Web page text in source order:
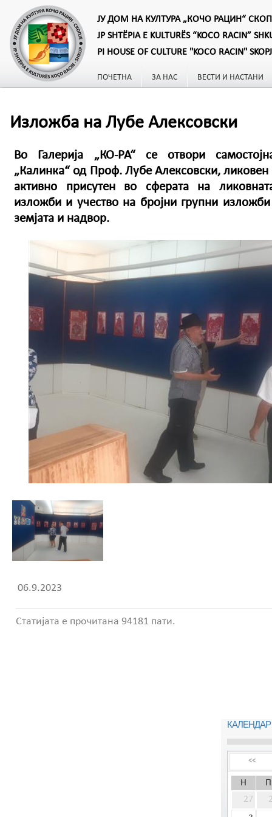
ЈУ ДОМ НА КУЛТУРА „КОЧО РАЦИН“
JP SHTËPIA E KULTURËS “KOCO RACIN”
PI HOUSE OF CULTURE "KOCO RACIN"
ПОЧЕТНА ЗА НАС ВЕСТИ И НАСТАНИ
Изложба на Лубе Алексовски
Во Галерија „КО-РА“ се отвори
„Калинка“ од Проф. Лубе Алексовски, ликовен
активно присутен во сферата на
изложби и учество на бројни групни
земјата и надвор.
06.9.2023
Статијата е прочитана 94181 пати.
<<
Н
П
27